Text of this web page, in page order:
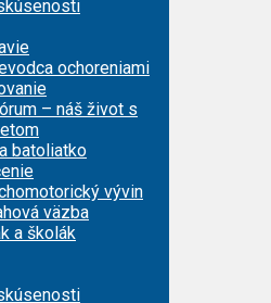
ochoreniami
– náš život s
batoliatko
vývin
väzba
a školák